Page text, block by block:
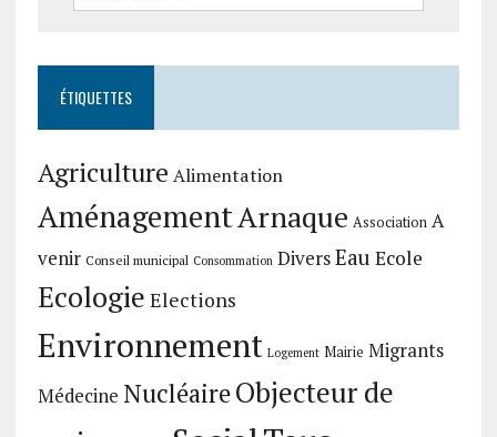
ÉTIQUETTES
Agriculture Alimentation
AménagementArnaque Association A
venir Conseil municipal Consommation DiversEau Ecole
Ecologie Elections
Environnement Logement Mairie Migrants
Médecine NucléaireObjecteur de